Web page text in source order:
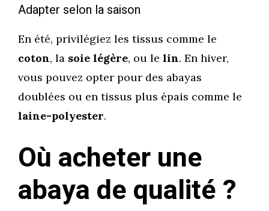
Adapter selon la saison
En été, privilégiez les tissus comme le
coton, la soie légère, ou le lin. En hiver,
vous pouvez opter pour des abayas
doublées ou en tissus plus épais comme le
laine-polyester.
Où acheter une
abaya de qualité ?